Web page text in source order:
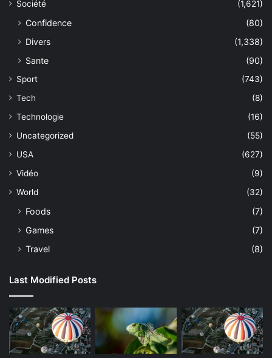
Société
(1,621)
Confidence
(80)
Divers
(1,338)
Sante
(90)
Sport
(743)
Tech
(8)
Technologie
(16)
Uncategorized
(55)
USA
(627)
Vidéo
(9)
World
(32)
Foods
(7)
Games
(7)
Travel
(8)
Last Modified Posts